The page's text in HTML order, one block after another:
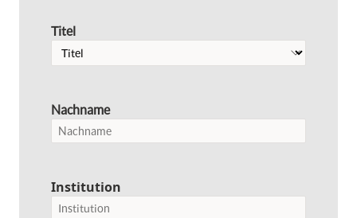
Titel
Nachname
Institution